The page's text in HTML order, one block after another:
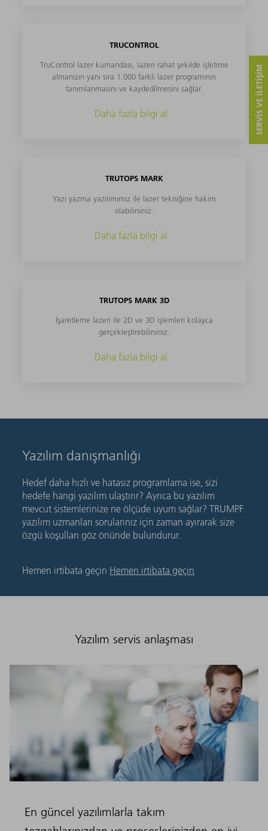
TRUCONTROL
TruControl lazer kumandası, lazeri rahat şekilde işletime
almanızın yanı sıra 1.000 farklı lazer programının
tanımlanmasını ve kaydedilmesini sağlar.
Daha fazla bilgi al
TRUTOPS MARK
Yazı yazma yazılımımız ile lazer tekniğine hakim
olabilirsiniz.
Daha fazla bilgi al
TRUTOPS MARK 3D
İşaretleme lazeri ile 2D ve 3D işlemleri kolayca
gerçekleştirebilirsiniz.
Daha fazla bilgi al
Yazılım danışmanlığı
Hedef daha hızlı ve hatasız programlama ise, sizi
hedefe hangi yazılım ulaştırır? Ayrıca bu yazılım
mevcut sistemlerinize ne ölçüde uyum sağlar? TRUMPF
yazılım uzmanları sorularınız için zaman ayırarak size
özgü koşulları göz önünde bulundurur.
Hemen irtibata geçin Hemen irtibata geçin
Yazılım servis anlaşması
En güncel yazılımlarla takım
SERVIS VE ILETIŞIM